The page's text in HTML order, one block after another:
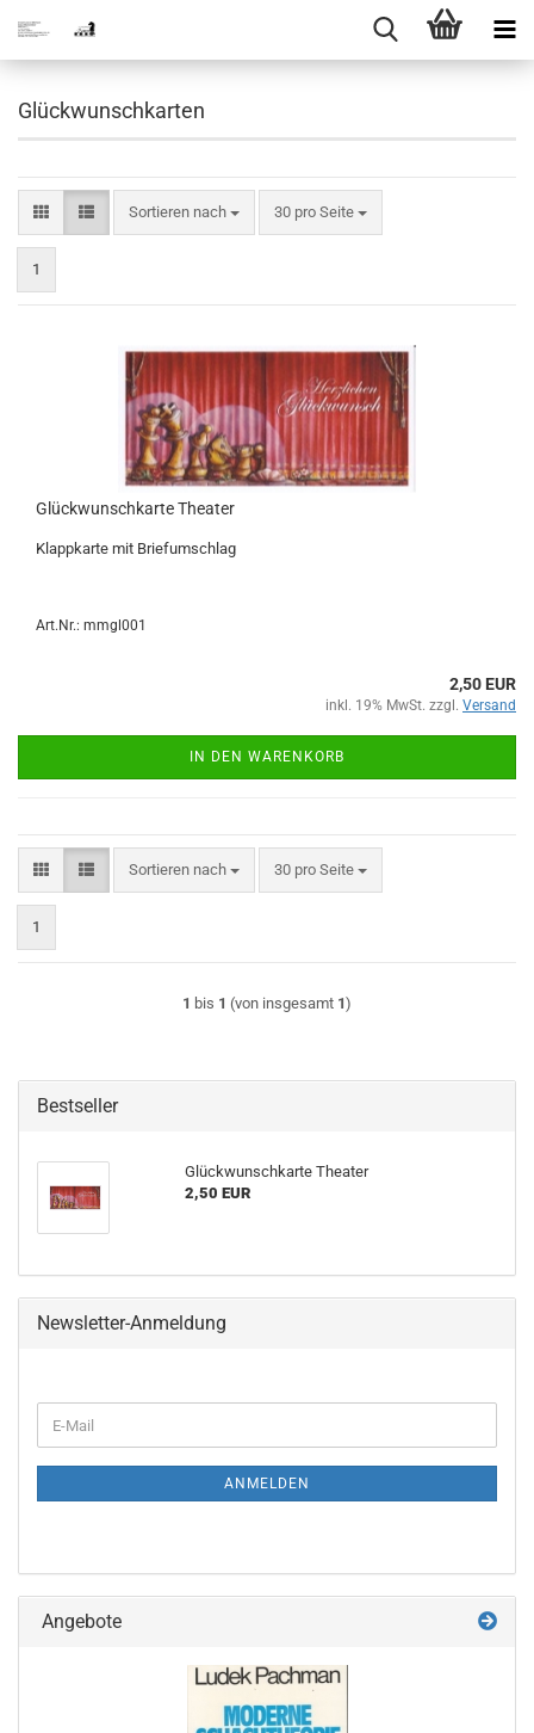
Glückwunschkarten
Sortieren nach
Sortieren nach 30 pro Seite
pro Seite
1
Glückwunschkarte Theater
Klappkarte mit Briefumschlag
Art.Nr.: mmgl001
2,50 EUR
inkl. 19% MwSt. zzgl. Versand
IN DEN WARENKORB
Sortieren nach
Sortieren nach 30 pro Seite
pro Seite
1
1 bis 1 (von insgesamt 1)
Bestseller
Glückwunschkarte Theater
2,50 EUR
Newsletter-Anmeldung
ZUR
E-
Mail
ANMELDEN
Angebote